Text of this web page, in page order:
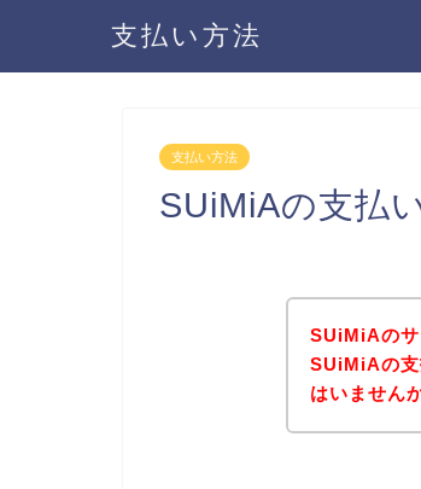
支払い方法
支払い方法
SUiMiAの支払
SUiMiAのサ
SUiMiAの支
はいません